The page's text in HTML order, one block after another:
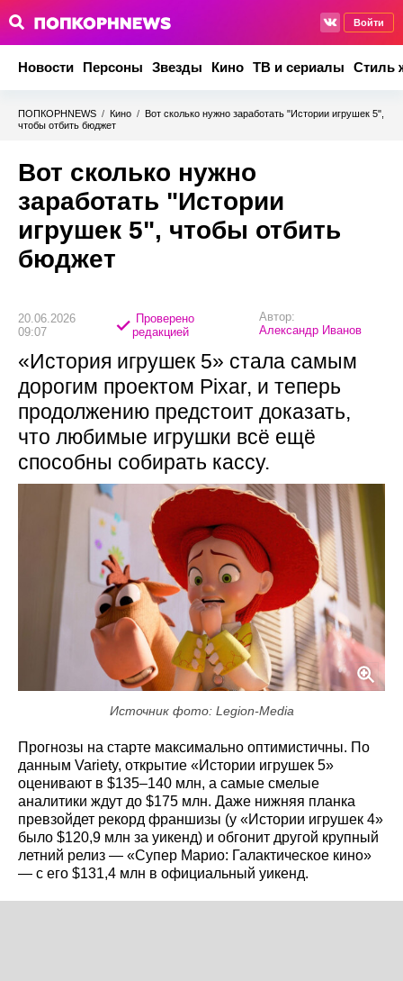
Войти
Новости Персоны Звезды Кино ТВ и сериалы Стиль
ПОПКОРНNEWS / Кино / Вот сколько нужно заработать "Истории игрушек 5",
чтобы отбить бюджет
Вот сколько нужно
заработать "Истории
игрушек 5", чтобы отбить
бюджет
20.06.2026
09:07
Проверено
редакцией
Автор:
Александр Иванов
«История игрушек 5» стала самым
дорогим проектом Pixar, и теперь
продолжению предстоит доказать,
что любимые игрушки всё ещё
способны собирать кассу.
Источник фото: Legion-Media
Прогнозы на старте максимально оптимистичны. По
данным Variety, открытие «Истории игрушек 5»
оценивают в $135–140 млн, а самые смелые
аналитики ждут до $175 млн. Даже нижняя планка
превзойдет рекорд франшизы (у «Истории игрушек 4»
было $120,9 млн за уикенд) и обгонит другой крупный
летний релиз — «Супер Марио: Галактическое кино»
— с его $131,4 млн в официальный уикенд.